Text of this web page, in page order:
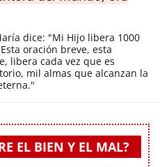
dice: "Mi Hijo libera 1000
oración breve, esta
libera cada vez que es
mil almas que alcanzan la
EL BIEN Y EL MAL?